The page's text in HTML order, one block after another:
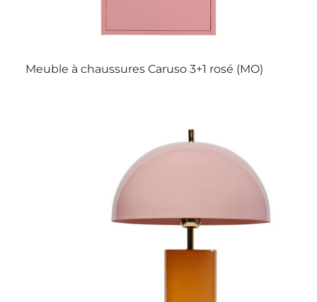
Meuble à chaussures Caruso 3+1 rosé (MO)